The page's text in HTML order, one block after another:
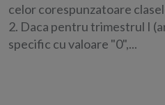
celor corespunzatoare
2. Daca pentru trimestrul I
specific cu valoare "0",...